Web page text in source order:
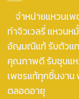
จำหน่ายแหวนเ
ทำจิวเวลรี่ แหวน
อัญมณีแท้ รับตัวแท
คุณภาพดี รับชุบแห
เพชรแท้ทุกชิ้นงาน
ตลอดอายุ